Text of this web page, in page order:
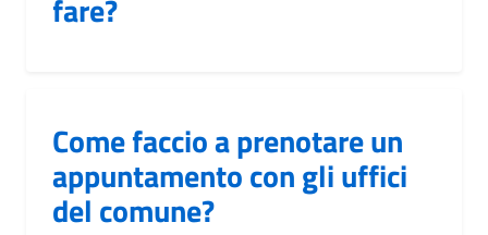
fare?
Come faccio a prenotare un
appuntamento con gli uffici
del comune?